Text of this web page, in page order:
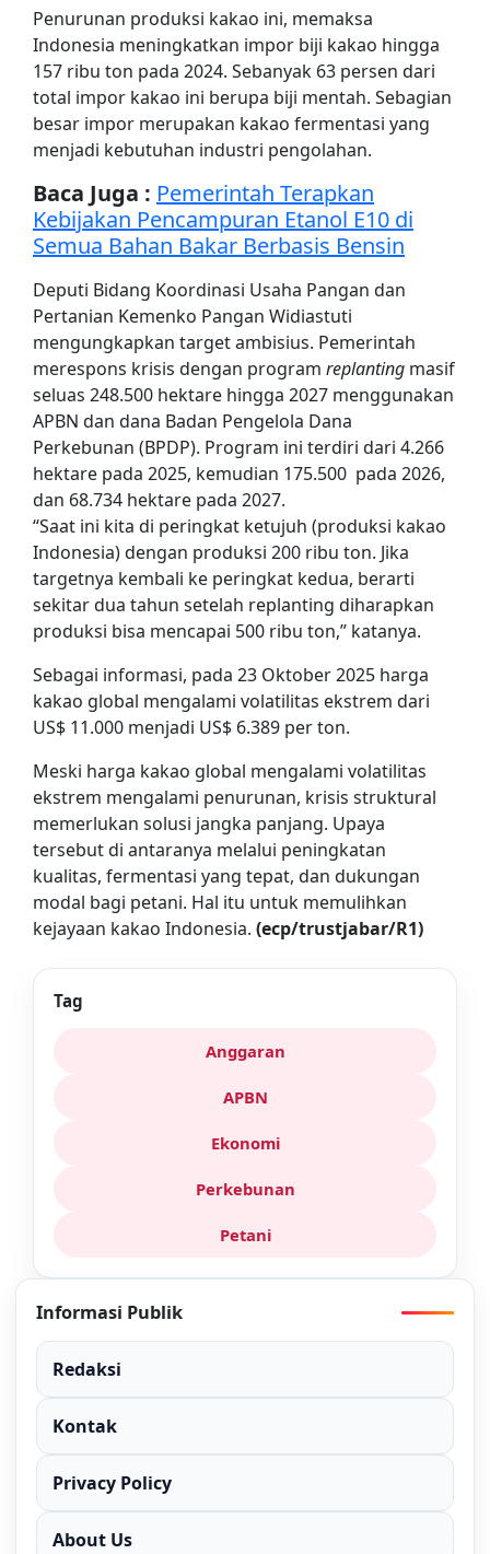
Penurunan produksi kakao ini, memaksa
Indonesia meningkatkan impor biji kakao hingga
157 ribu ton pada 2024. Sebanyak 63 persen dari
total impor kakao ini berupa biji mentah. Sebagian
besar impor merupakan kakao fermentasi yang
menjadi kebutuhan industri pengolahan.
Baca Juga : Pemerintah Terapkan
Kebijakan Pencampuran Etanol E10 di
Semua Bahan Bakar Berbasis Bensin
Deputi Bidang Koordinasi Usaha Pangan dan
Pertanian Kemenko Pangan Widiastuti
mengungkapkan target ambisius. Pemerintah
merespons krisis dengan program replanting masif
seluas 248.500 hektare hingga 2027 menggunakan
APBN dan dana Badan Pengelola Dana
Perkebunan (BPDP). Program ini terdiri dari 4.266
hektare pada 2025, kemudian 175.500 pada 2026,
dan 68.734 hektare pada 2027.
“Saat ini kita di peringkat ketujuh (produksi kakao
Indonesia) dengan produksi 200 ribu ton. Jika
targetnya kembali ke peringkat kedua, berarti
sekitar dua tahun setelah replanting diharapkan
produksi bisa mencapai 500 ribu ton,” katanya.
Sebagai informasi, pada 23 Oktober 2025 harga
kakao global mengalami volatilitas ekstrem dari
US$ 11.000 menjadi US$ 6.389 per ton.
Meski harga kakao global mengalami volatilitas
ekstrem mengalami penurunan, krisis struktural
memerlukan solusi jangka panjang. Upaya
tersebut di antaranya melalui peningkatan
kualitas, fermentasi yang tepat, dan dukungan
modal bagi petani. Hal itu untuk memulihkan
kejayaan kakao Indonesia. (ecp/trustjabar/R1)
Tag
Anggaran
APBN
Ekonomi
Perkebunan
Petani
Informasi Publik
Redaksi
Kontak
Privacy Policy
About Us